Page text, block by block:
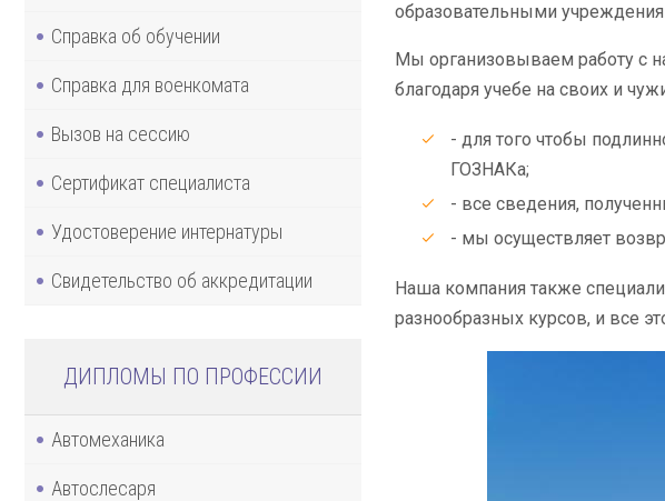
Справка об обучении
Справка для военкомата
Вызов на сессию
Сертификат специалиста
Удостоверение интернатуры
Свидетельство об аккредитации
ДИПЛОМЫ ПО ПРОФЕССИИ
Автомеханика
Автослесаря
образовательными
Мы организовываем работу с
благодаря учебе на своих и
- для того чтобы
ГОЗНАКа;
- все сведения,
- мы осуществляет
Наша компания также
разнообразных курсов, и все